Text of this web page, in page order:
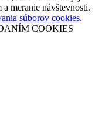
meranie návštevnosti.
súborov cookies.
COOKIES